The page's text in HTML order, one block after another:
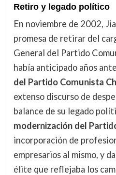
Retiro y legado político
En noviembre de 2002,
promesa de retirar del
General del Partido
había anticipado años
del Partido Comunista
extenso discurso de
balance de su legado
modernización del
incorporación de
empresarios al mismo, y
élite que reflejaba los